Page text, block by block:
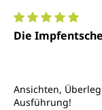
Die
Ansichten,
Ausführung!